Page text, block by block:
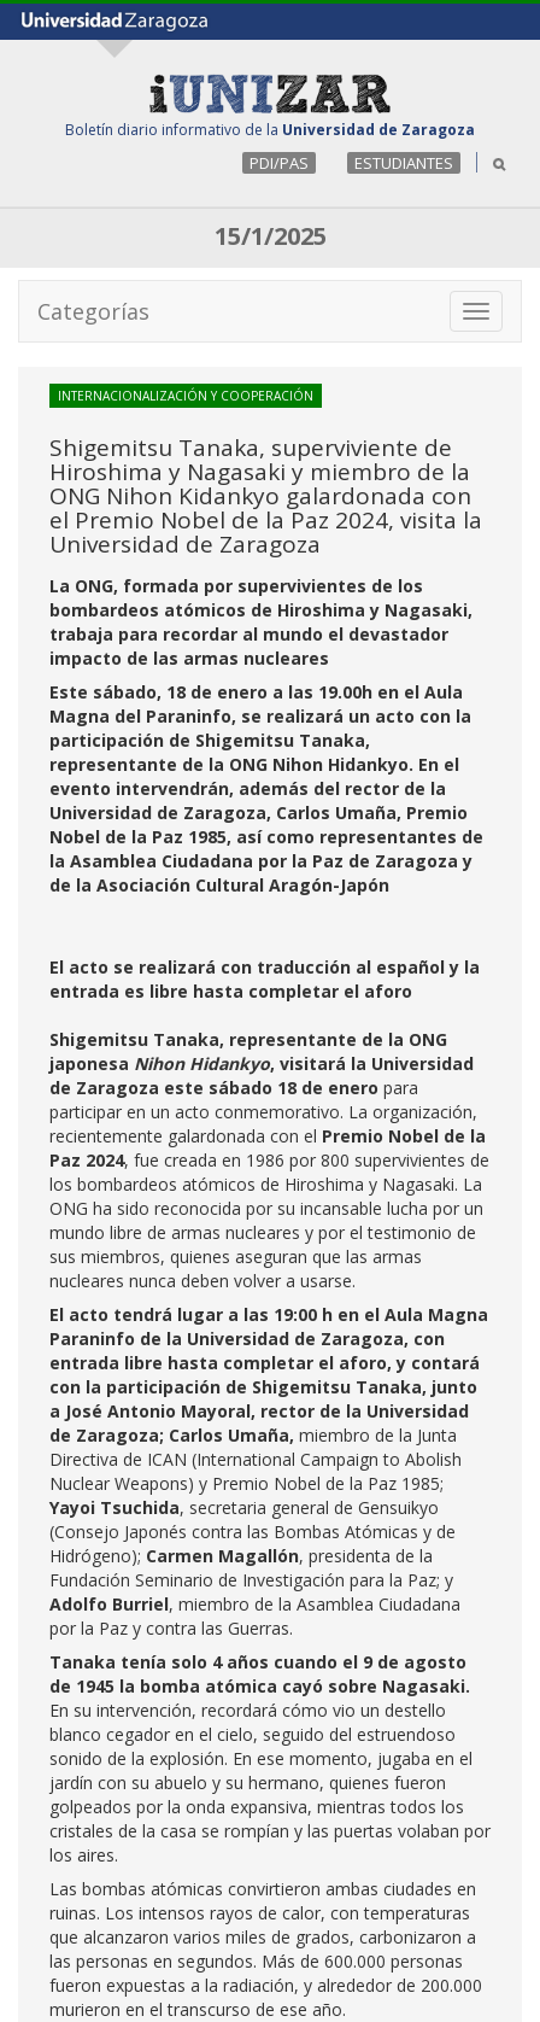
Boletín diario informativo de la Universidad de Zaragoza
PDI/PAS ESTUDIANTES
15/1/2025
Toggle
Categorías
INTERNACIONALIZACIÓN Y COOPERACIÓN
Shigemitsu Tanaka, superviviente de
Hiroshima y Nagasaki y miembro de la
ONG Nihon Kidankyo galardonada con
el Premio Nobel de la Paz 2024, visita la
Universidad de Zaragoza
La ONG, formada por supervivientes de los
bombardeos atómicos de Hiroshima y Nagasaki,
trabaja para recordar al mundo el devastador
impacto de las armas nucleares
Este sábado, 18 de enero a las 19.00h en el Aula
Magna del Paraninfo, se realizará un acto con la
participación de Shigemitsu Tanaka,
representante de la ONG Nihon Hidankyo. En el
evento intervendrán, además del rector de la
Universidad de Zaragoza, Carlos Umaña, Premio
Nobel de la Paz 1985, así como representantes de
la Asamblea Ciudadana por la Paz de Zaragoza y
de la Asociación Cultural Aragón-Japón
El acto se realizará con traducción al español y la
entrada es libre hasta completar el aforo
Shigemitsu Tanaka, representante de la ONG
japonesa Nihon Hidankyo, visitará la Universidad
de Zaragoza este sábado 18 de enero para
participar en un acto conmemorativo. La organización,
recientemente galardonada con el Premio Nobel de la
Paz 2024, fue creada en 1986 por 800 supervivientes de
los bombardeos atómicos de Hiroshima y Nagasaki. La
ONG ha sido reconocida por su incansable lucha por un
mundo libre de armas nucleares y por el testimonio de
sus miembros, quienes aseguran que las armas
nucleares nunca deben volver a usarse.
El acto tendrá lugar a las 19:00 h en el Aula Magna
Paraninfo de la Universidad de Zaragoza, con
entrada libre hasta completar el aforo, y contará
con la participación de Shigemitsu Tanaka, junto
a José Antonio Mayoral, rector de la Universidad
de Zaragoza; Carlos Umaña, miembro de la Junta
Directiva de ICAN (International Campaign to Abolish
Nuclear Weapons) y Premio Nobel de la Paz 1985;
Yayoi Tsuchida, secretaria general de Gensuikyo
(Consejo Japonés contra las Bombas Atómicas y de
Hidrógeno); Carmen Magallón, presidenta de la
Fundación Seminario de Investigación para la Paz; y
Adolfo Burriel, miembro de la Asamblea Ciudadana
por la Paz y contra las Guerras.
Tanaka tenía solo 4 años cuando el 9 de agosto
de 1945 la bomba atómica cayó sobre Nagasaki.
En su intervención, recordará cómo vio un destello
blanco cegador en el cielo, seguido del estruendoso
sonido de la explosión. En ese momento, jugaba en el
jardín con su abuelo y su hermano, quienes fueron
golpeados por la onda expansiva, mientras todos los
cristales de la casa se rompían y las puertas volaban por
los aires.
Las bombas atómicas convirtieron ambas ciudades en
ruinas. Los intensos rayos de calor, con temperaturas
que alcanzaron varios miles de grados, carbonizaron a
las personas en segundos. Más de 600.000 personas
fueron expuestas a la radiación, y alrededor de 200.000
murieron en el transcurso de ese año.